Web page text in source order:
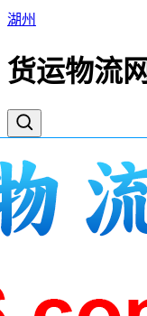
湖州
货运物流网